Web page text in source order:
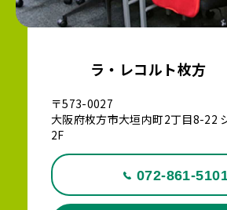
ラ・レコルト枚方
〒573-0027
大阪府枚方市大垣内町2丁目8-22
2F
072-861-